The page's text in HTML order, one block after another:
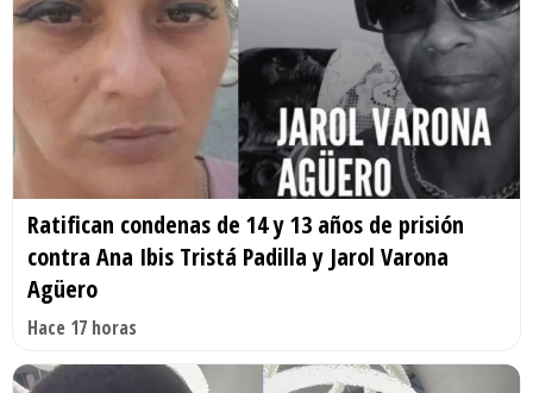
Ratifican condenas de 14 y 13 años de prisión
contra Ana Ibis Tristá Padilla y Jarol Varona
Agüero
Hace 17 horas